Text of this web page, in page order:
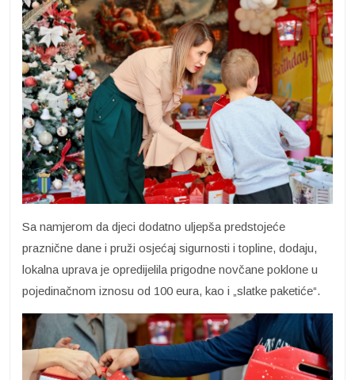
Sa namjerom da djeci dodatno uljepša predstojeće
praznične dane i pruži osjećaj sigurnosti i topline, dodaju,
lokalna uprava je opredijelila prigodne novčane poklone u
pojedinačnom iznosu od 100 eura, kao i „slatke paketiće“.